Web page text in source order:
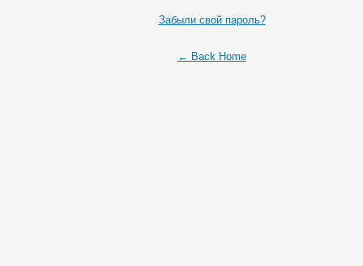
Забыли свой пароль?
← Back Home